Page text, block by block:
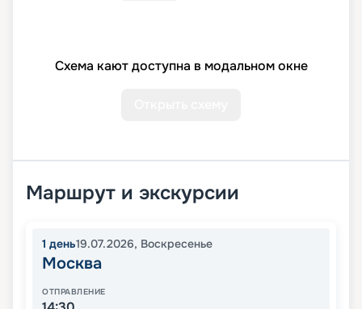
Схема кают доступна в модальном окне
Маршрут и экскурсии
1 день19.07.2026, Воскресенье
Москва
ОТПРАВЛЕНИЕ